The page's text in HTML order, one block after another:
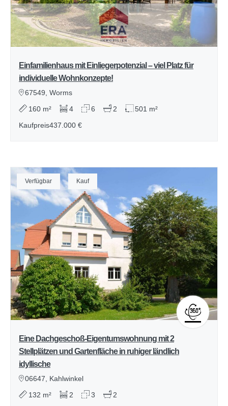
Einfamilienhaus mit Einliegerpotenzial – viel Platz für
individuelle Wohnkonzepte!
67549, Worms
160 m² 4 6 2
501 m²
Kaufpreis437.000 €
Verfügbar Kauf
Eine Dachgeschoß-Eigentumswohnung mit 2
Stellplätzen und Gartenfläche in ruhiger ländlich
idyllische
06647, Kahlwinkel
132 m² 2 3
2